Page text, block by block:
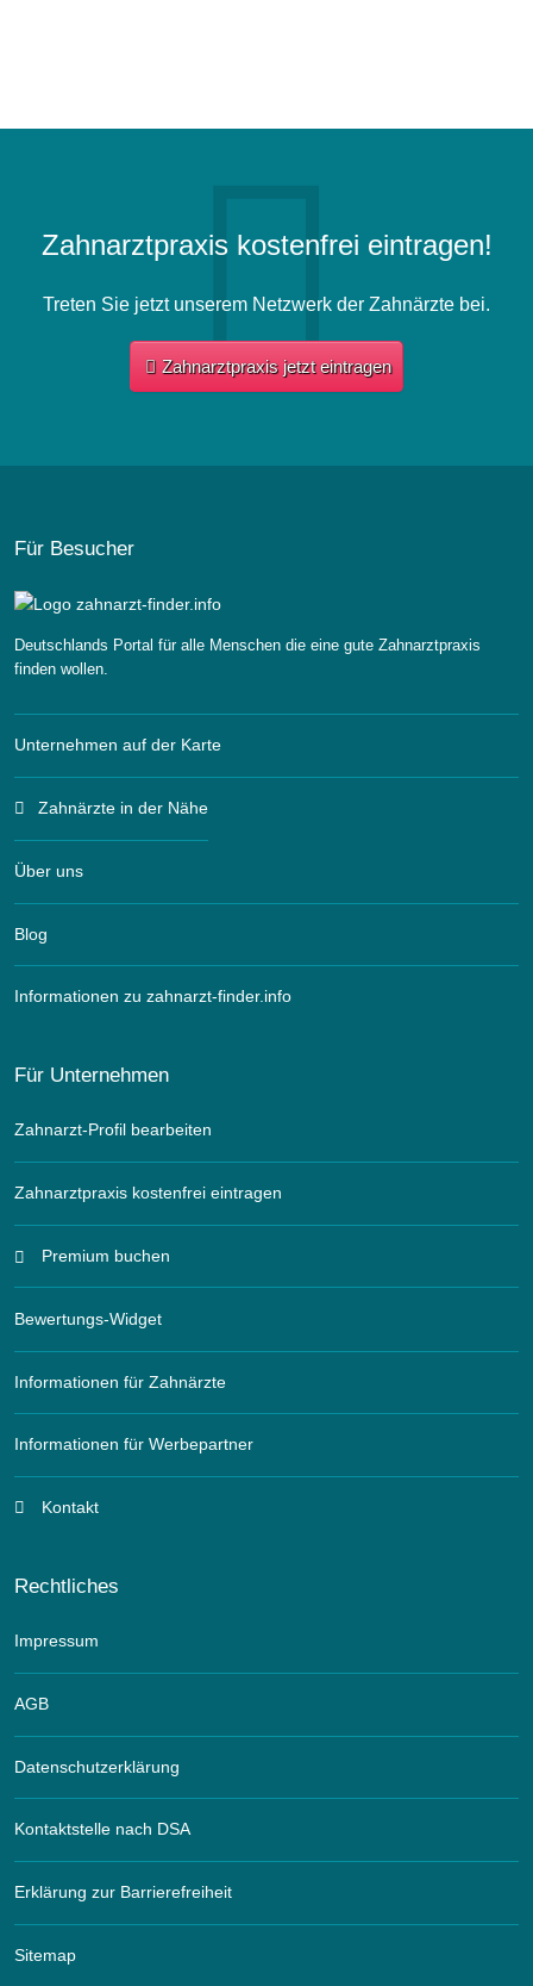
Zahnarztpraxis kostenfrei eintragen!
Treten Sie jetzt unserem Netzwerk der Zahnärzte bei.
Zahnarztpraxis jetzt eintragen
Für Besucher
Deutschlands Portal für alle Menschen die eine gute Zahnarztpraxis
finden wollen.
Unternehmen auf der Karte
Zahnärzte in der Nähe
Über uns
Blog
Informationen zu zahnarzt-finder.info
Für Unternehmen
Zahnarzt-Profil bearbeiten
Zahnarztpraxis kostenfrei eintragen
Premium buchen
Bewertungs-Widget
Informationen für Zahnärzte
Informationen für Werbepartner
Kontakt
Rechtliches
Impressum
AGB
Datenschutzerklärung
Kontaktstelle nach DSA
Erklärung zur Barrierefreiheit
Sitemap